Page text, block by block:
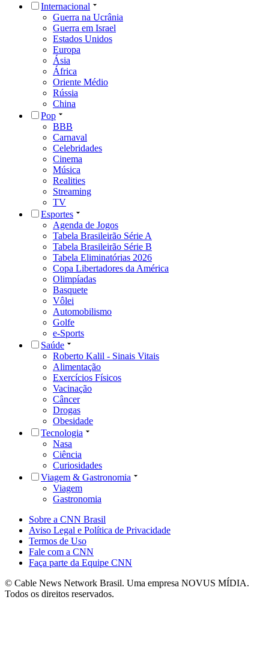
Internacional
Guerra na Ucrânia
Guerra em Israel
Estados Unidos
Europa
Ásia
África
Oriente Médio
Rússia
China
Pop
BBB
Carnaval
Celebridades
Cinema
Música
Realities
Streaming
TV
Esportes
Agenda de Jogos
Tabela Brasileirão Série A
Tabela Brasileirão Série B
Tabela Eliminatórias 2026
Copa Libertadores da América
Olimpíadas
Basquete
Vôlei
Automobilismo
Golfe
e-Sports
Saúde
Roberto Kalil - Sinais Vitais
Alimentação
Exercícios Físicos
Vacinação
Câncer
Drogas
Obesidade
Tecnologia
Nasa
Ciência
Curiosidades
Viagem & Gastronomia
Viagem
Gastronomia
Sobre a CNN Brasil
Aviso Legal e Política de Privacidade
Termos de Uso
Fale com a CNN
Faça parte da Equipe CNN
© Cable News Network Brasil. Uma empresa NOVUS MÍDIA.
Todos os direitos reservados.